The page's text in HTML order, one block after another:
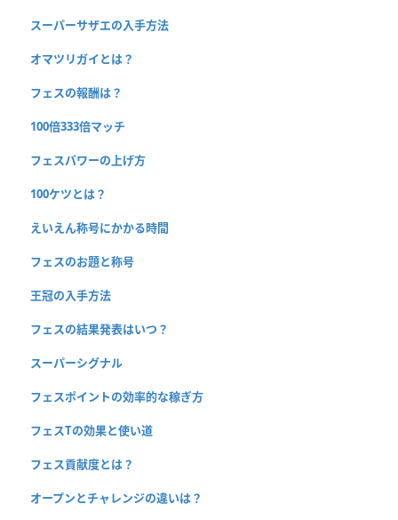
スーパーサザエの入手方法
オマツリガイとは？
フェスの報酬は？
100倍333倍マッチ
フェスパワーの上げ方
100ケツとは？
えいえん称号にかかる時間
フェスのお題と称号
王冠の入手方法
フェスの結果発表はいつ？
スーパーシグナル
フェスポイントの効率的な稼ぎ方
フェスTの効果と使い道
フェス貢献度とは？
オープンとチャレンジの違いは？